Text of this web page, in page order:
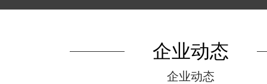
企业动态
企业动态